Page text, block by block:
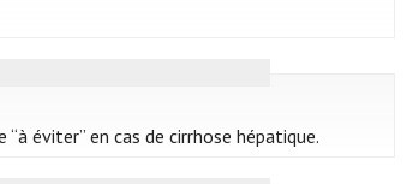
éviter” en cas de cirrhose hépatique.